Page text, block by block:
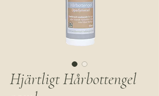
Hjärtligt Hårbottengel